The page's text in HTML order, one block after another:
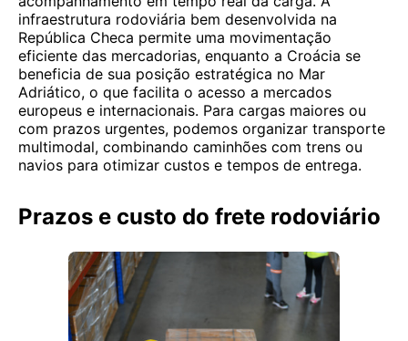
infraestrutura rodoviária bem desenvolvida na
República Checa permite uma movimentação
eficiente das mercadorias, enquanto a Croácia se
beneficia de sua posição estratégica no Mar
Adriático, o que facilita o acesso a mercados
europeus e internacionais. Para cargas maiores ou
com prazos urgentes, podemos organizar transporte
multimodal, combinando caminhões com trens ou
navios para otimizar custos e tempos de entrega.
Prazos e custo do frete rodoviário